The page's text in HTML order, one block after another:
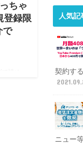
ちゃ
登録限
で
人気
契約す
ニュー